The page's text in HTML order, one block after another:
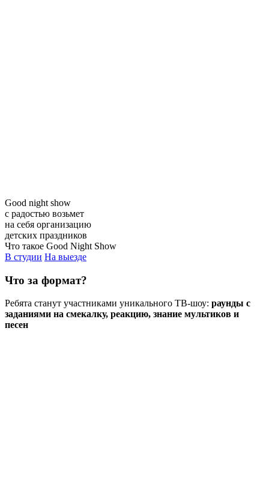
Good night show
с радостью возьмет
на себя организацию
детских праздников
Что такое Good Night Show
В студии На выезде
Что за формат?
Ребята станут участниками уникального ТВ-шоу: раунды с
заданиями на смекалку, реакцию, знание мультиков и
песен